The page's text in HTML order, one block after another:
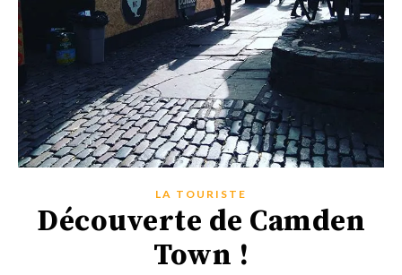
LA TOURISTE
Découverte de Camden
Town !